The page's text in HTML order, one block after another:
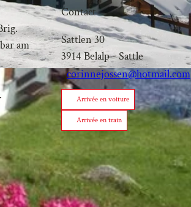
am
Contact
Sattlen 30
3914Belalp- Sattle
corinnejossen@hotmail.com
Arrivée en voiture
Arrivée en train